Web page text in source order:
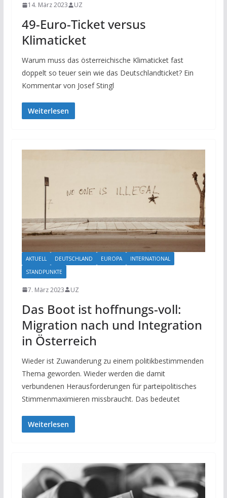
14. März 2023 UZ
49-Euro-Ticket versus
Klimaticket
Warum muss das österreichische Klimaticket fast
doppelt so teuer sein wie das Deutschlandticket? Ein
Kommentar von Josef Stingl
Weiterlesen
AKTUELL DEUTSCHLAND EUROPA
INTERNATIONAL
STANDPUNKTE
7. März 2023 UZ
Das Boot ist hoffnungs-voll:
Migration nach und Integration
in Österreich
Wieder ist Zuwanderung zu einem politikbestimmenden
Thema geworden. Wieder werden die damit
verbundenen Herausforderungen für parteipolitisches
Stimmenmaximieren missbraucht. Das bedeutet
Weiterlesen